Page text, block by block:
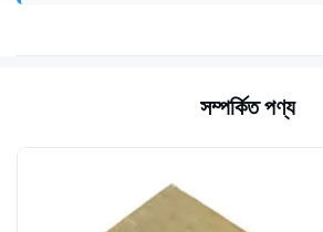
সম্পর্কিত পণ্য